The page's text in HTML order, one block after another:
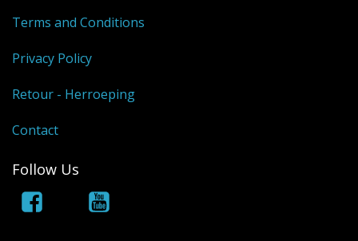
Terms and Conditions
Privacy Policy
Retour - Herroeping
Contact
Follow Us